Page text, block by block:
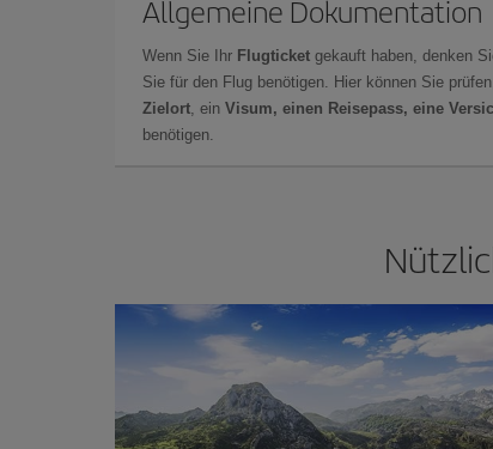
Allgemeine Dokumentation
Wenn Sie Ihr Flugticket gekauft haben, denken
Sie für den Flug benötigen. Hier können Sie
Zielort , ein Visum, einen Reisepass, eine
benötigen.